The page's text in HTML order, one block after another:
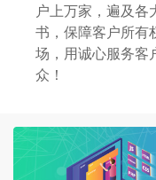
户上万家，遍及各
书，保障客户所有
场，用诚心服务客
众！